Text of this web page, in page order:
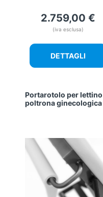
2.759,00 €
(iva esclusa)
DETTAGLI
Portarotolo per lettino
poltrona ginecologica